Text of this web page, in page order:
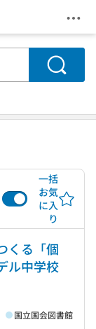
メ
検索
一括
お気
に入
り
くる「個
ル中学校
国立国会図書館